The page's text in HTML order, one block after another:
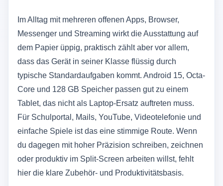
Im Alltag mit mehreren offenen Apps, Browser,
Messenger und Streaming wirkt die Ausstattung auf
dem Papier üppig, praktisch zählt aber vor allem,
dass das Gerät in seiner Klasse flüssig durch
typische Standardaufgaben kommt. Android 15, Octa-
Core und 128 GB Speicher passen gut zu einem
Tablet, das nicht als Laptop-Ersatz auftreten muss.
Für Schulportal, Mails, YouTube, Videotelefonie und
einfache Spiele ist das eine stimmige Route. Wenn
du dagegen mit hoher Präzision schreiben, zeichnen
oder produktiv im Split-Screen arbeiten willst, fehlt
hier die klare Zubehör- und Produktivitätsbasis.